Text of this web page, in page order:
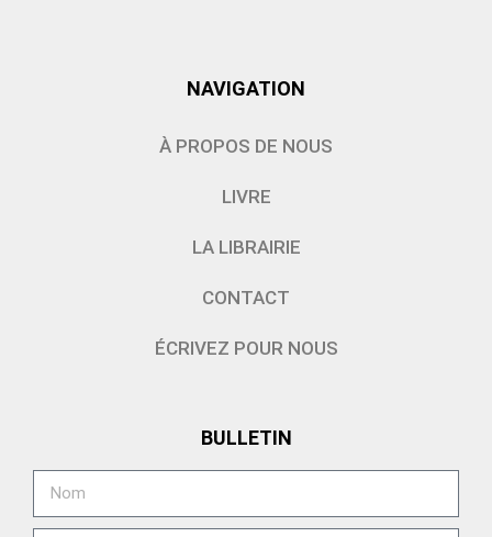
NAVIGATION
À PROPOS DE NOUS
LIVRE
LA LIBRAIRIE
CONTACT
ÉCRIVEZ POUR NOUS
BULLETIN